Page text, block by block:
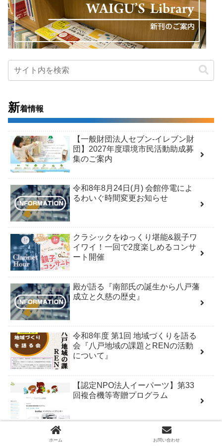
新着情報
【一般財団法人セブン-イレブン財
団】2027年度環境市民活動助成募
集のご案内
令和8年8月24日(月) 会館停電によ
るわいぐ時間変更お知らせ
クラシックをゆっくり堪能&親子ワ
イワイ！一回で2度楽しめるコンサ
ート開催
殿が語る『南部氏の誕生から八戸藩
成立と久慈の歴史』
令和8年度 第1回 地域づくりを語る
会『八戸地域の課題とRENの活動
について』
【認定NPO法人イーパーツ】第33
回複合機等寄贈プログラム
日本の災害対応をどう変えるべき
か？ ～平時からのつながりが非常
ホーム お問い合わせ